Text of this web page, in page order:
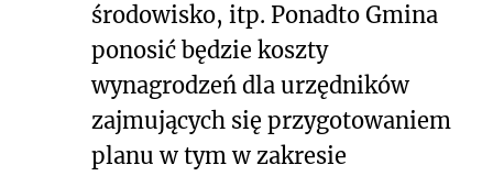
środowisko, itp. Ponadto Gmina
ponosić będzie koszty
wynagrodzeń dla urzędników
zajmujących się przygotowaniem
planu w tym w zakresie